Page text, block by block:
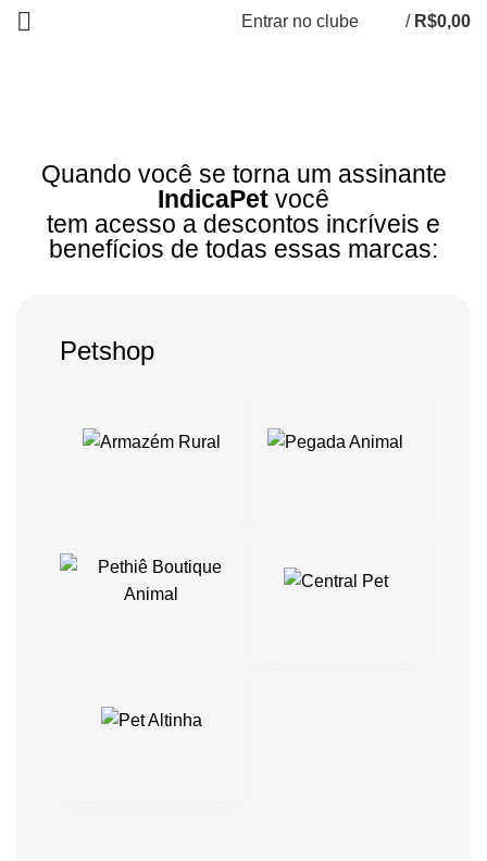
Entrar no clube / R$0,00
Quando você se torna um assinante
IndicaPet você
tem acesso a descontos incríveis e
benefícios de todas essas marcas:
Petshop